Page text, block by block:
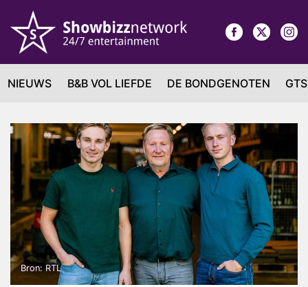
NIEUWS B&B VOL LIEFDE DE BONDGENOTEN
Bron: RTL